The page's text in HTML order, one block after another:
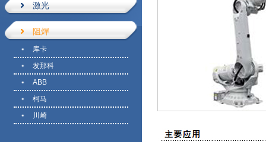
激光
阻焊
库卡
发那科
ABB
柯马
川崎